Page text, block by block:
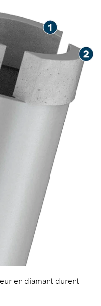
en diamant durent